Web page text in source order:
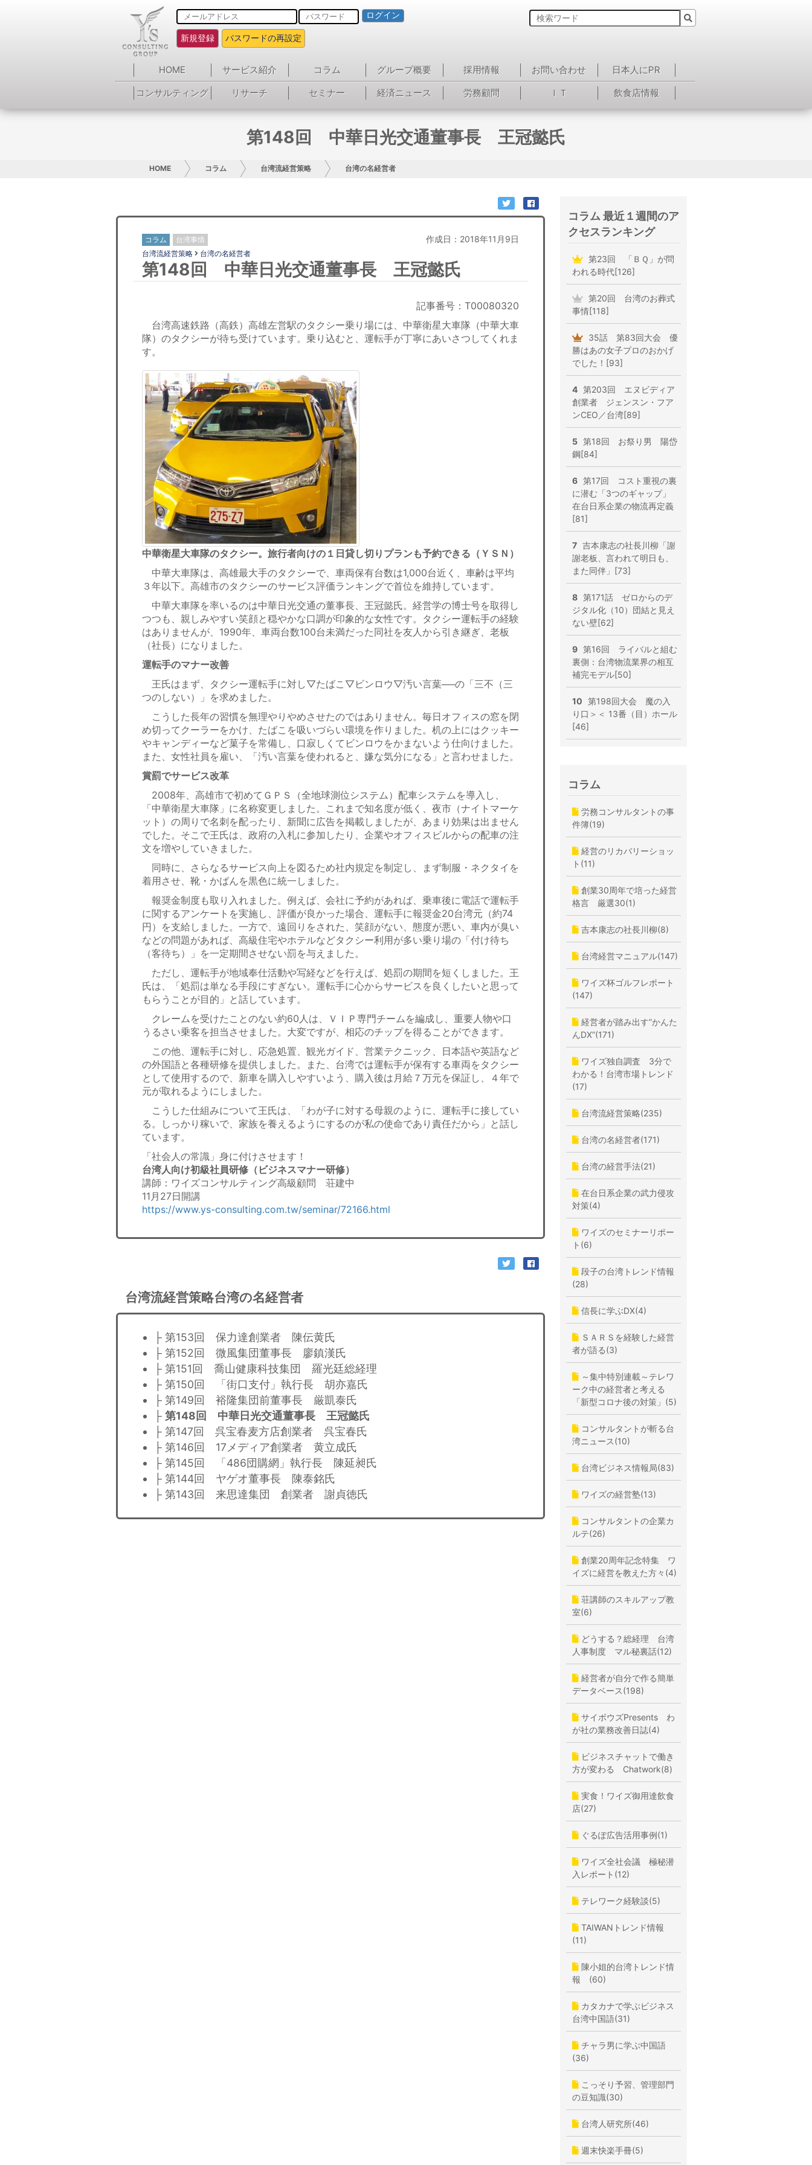
ログイン
新規登録 パスワードの再設定
HOME サービス紹介 コラム グループ概要 採用情報 お問い合わせ
日本人にPR
コンサルティング
リサーチ セミナー 経済ニュース 労務顧問 ＩＴ 飲食店情報
第148回 中華日光交通董事長 王冠懿氏
HOME コラム 台湾流経営策略 台湾の名経営者
コラム 台湾事情 作成日：2018年11月9日
台湾流経営策略 台湾の名経営者
第148回 中華日光交通董事長 王冠懿氏
記事番号：T00080320
台湾高速鉄路（高鉄）高雄左営駅のタクシー乗り場には、中華衛星大車隊（中華大車
隊）のタクシーが待ち受けています。乗り込むと、運転手が丁寧にあいさつしてくれま
す。
中華衛星大車隊のタクシー。旅行者向けの１日貸し切りプランも予約できる（ＹＳＮ）
中華大車隊は、高雄最大手のタクシーで、車両保有台数は1,000台近く、車齢は平均
３年以下。高雄市のタクシーのサービス評価ランキングで首位を維持しています。
中華大車隊を率いるのは中華日光交通の董事長、王冠懿氏。経営学の博士号を取得し
つつも、親しみやすい笑顔と穏やかな口調が印象的な女性です。タクシー運転手の経験
はありませんが、1990年、車両台数100台未満だった同社を友人から引き継ぎ、老板
（社長）になりました。
運転手のマナー改善
王氏はまず、タクシー運転手に対し▽たばこ▽ビンロウ▽汚い言葉──の「三不（三
つのしない）」を求めました。
こうした長年の習慣を無理やりやめさせたのではありません。毎日オフィスの窓を閉
め切ってクーラーをかけ、たばこを吸いづらい環境を作りました。机の上にはクッキー
やキャンディーなど菓子を常備し、口寂しくてビンロウをかまないよう仕向けました。
また、女性社員を雇い、「汚い言葉を使われると、嫌な気分になる」と言わせました。
賞罰でサービス改革
2008年、高雄市で初めてＧＰＳ（全地球測位システム）配車システムを導入し、
「中華衛星大車隊」に名称変更しました。これまで知名度が低く、夜市（ナイトマーケ
ット）の周りで名刺を配ったり、新聞に広告を掲載しましたが、あまり効果は出ません
でした。そこで王氏は、政府の入札に参加したり、企業やオフィスビルからの配車の注
文を増やしていきました。
同時に、さらなるサービス向上を図るため社内規定を制定し、まず制服・ネクタイを
着用させ、靴・かばんを黒色に統一しました。
報奨金制度も取り入れました。例えば、会社に予約があれば、乗車後に電話で運転手
に関するアンケートを実施し、評価が良かった場合、運転手に報奨金20台湾元（約74
円）を支給しました。一方で、遠回りをされた、笑顔がない、態度が悪い、車内が臭い
などの問題があれば、高級住宅やホテルなどタクシー利用が多い乗り場の「付け待ち
（客待ち）」を一定期間させない罰を与えました。
ただし、運転手が地域奉仕活動や写経などを行えば、処罰の期間を短くしました。王
氏は、「処罰は単なる手段にすぎない。運転手に心からサービスを良くしたいと思って
もらうことが目的」と話しています。
クレームを受けたことのない約60人は、ＶＩＰ専門チームを編成し、重要人物や口
うるさい乗客を担当させました。大変ですが、相応のチップを得ることができます。
この他、運転手に対し、応急処置、観光ガイド、営業テクニック、日本語や英語など
の外国語と各種研修を提供しました。また、台湾では運転手が保有する車両をタクシー
として使用するので、新車を購入しやすいよう、購入後は月給７万元を保証し、４年で
元が取れるようにしました。
こうした仕組みについて王氏は、「わが子に対する母親のように、運転手に接してい
る。しっかり稼いで、家族を養えるようにするのが私の使命であり責任だから」と話し
ています。
「社会人の常識」身に付けさせます！
台湾人向け初級社員研修（ビジネスマナー研修）
講師：ワイズコンサルティング高級顧問 荘建中
11月27日開講
https://www.ys-consulting.com.tw/seminar/72166.html
台湾流経営策略台湾の名経営者
├ 第153回 保力達創業者 陳伝黄氏
├ 第152回 微風集団董事長 廖鎮漢氏
├ 第151回 喬山健康科技集団 羅光廷総経理
├ 第150回 「街口支付」執行長 胡亦嘉氏
├ 第149回 裕隆集団前董事長 厳凱泰氏
├ 第148回 中華日光交通董事長 王冠懿氏
├ 第147回 呉宝春麦方店創業者 呉宝春氏
├ 第146回 17メディア創業者 黄立成氏
├ 第145回 「486団購網」執行長 陳延昶氏
├ 第144回 ヤゲオ董事長 陳泰銘氏
├ 第143回 来思達集団 創業者 謝貞徳氏
コラム 最近１週間のア
クセスランキング
第23回 「ＢＱ」が問
われる時代[126]
第20回 台湾のお葬式
事情[118]
35話 第83回大会 優
勝はあの女子プロのおかげ
でした！[93]
4 第203回 エヌビディア
創業者 ジェンスン・フア
ンCEO／台湾[89]
5 第18回 お祭り男 陽岱
鋼[84]
6 第17回 コスト重視の裏
に潜む「3つのギャップ」
在台日系企業の物流再定義
[81]
7 吉本康志の社長川柳「謝
謝老板、言われて明日も、
また同伴」[73]
8 第171話 ゼロからのデ
ジタル化（10）団結と見え
ない壁[62]
9 第16回 ライバルと組む
裏側：台湾物流業界の相互
補完モデル[50]
10 第198回大会 魔の入
り口＞＜ 13番（目）ホール
[46]
コラム
労務コンサルタントの事
件簿(19)
経営のリカバリーショッ
ト(11)
創業30周年で培った経営
格言 厳選30(1)
吉本康志の社長川柳(8)
台湾経営マニュアル(147)
ワイズ杯ゴルフレポート
(147)
経営者が踏み出す”かんた
んDX”(171)
ワイズ独自調査 3分で
わかる！台湾市場トレンド
(17)
台湾流経営策略(235)
台湾の名経営者(171)
台湾の経営手法(21)
在台日系企業の武力侵攻
対策(4)
ワイズのセミナーリポー
ト(6)
段子の台湾トレンド情報
(28)
信長に学ぶDX(4)
ＳＡＲＳを経験した経営
者が語る(3)
～集中特別連載～テレワ
ーク中の経営者と考える
「新型コロナ後の対策」(5)
コンサルタントが斬る台
湾ニュース(10)
台湾ビジネス情報局(83)
ワイズの経営塾(13)
コンサルタントの企業カ
ルテ(26)
創業20周年記念特集 ワ
イズに経営を教えた方々(4)
荘講師のスキルアップ教
室(6)
どうする？総経理 台湾
人事制度 マル秘裏話(12)
経営者が自分で作る簡単
データベース(198)
サイボウズPresents わ
が社の業務改善日誌(4)
ビジネスチャットで働き
方が変わる Chatwork(8)
実食！ワイズ御用達飲食
店(27)
ぐるぽ広告活用事例(1)
ワイズ全社会議 極秘潜
入レポート(12)
テレワーク経験談(5)
TAIWANトレンド情報
(11)
陳小姐的台湾トレンド情
報 (60)
カタカナで学ぶビジネス
台湾中国語(31)
チャラ男に学ぶ中国語
(36)
こっそり予習、管理部門
の豆知識(30)
台湾人研究所(46)
週末快楽手冊(5)